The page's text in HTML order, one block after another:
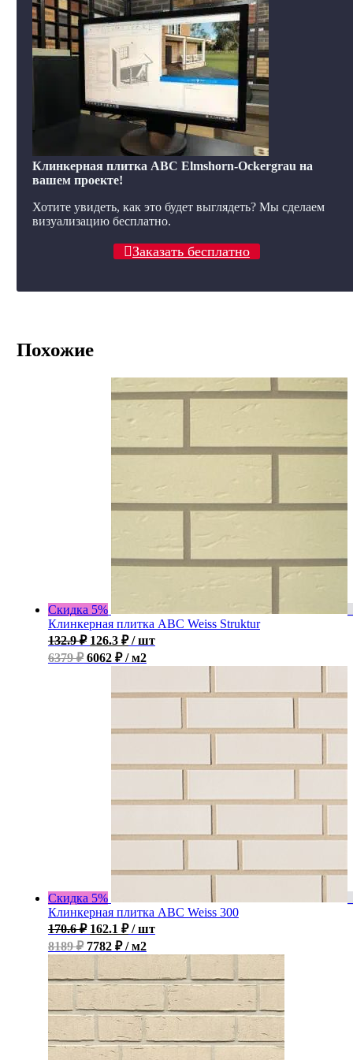
Клинкерная плитка ABC Elmshorn-Ockergrau на
вашем проекте!
Хотите увидеть, как это будет выглядеть? Мы сделаем
визуализацию бесплатно.
Заказать бесплатно
Похожие
Скидка 5%
Клинкерная плитка ABC Weiss Struktur
132.9₽ 126.3 ₽ / шт
6379 ₽6062 ₽ / м2
Скидка 5%
Клинкерная плитка ABC Weiss 300
170.6₽ 162.1 ₽ / шт
8189 ₽7782 ₽ / м2